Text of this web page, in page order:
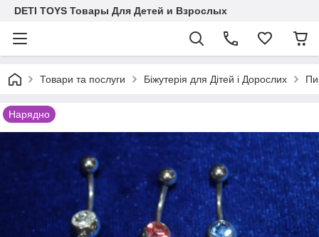
DETI TOYS Товары Для Детей и Взрослых
Товари та послуги Біжутерія для Дітей і Дорослих
Нарядно